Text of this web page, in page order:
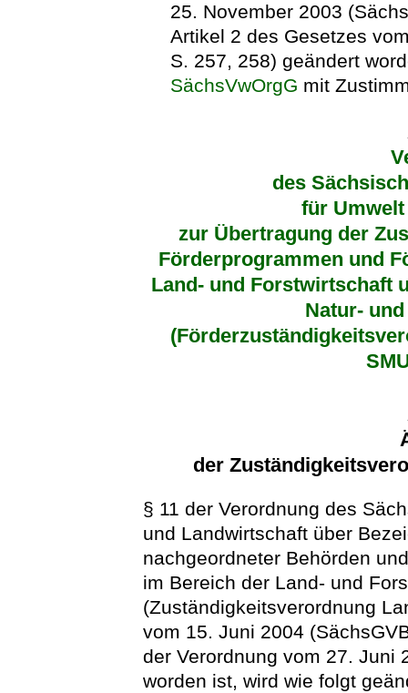
25. November 2003
Artikel 2 des Gesetzes
S. 257, 258) geändert
SächsVwOrgG mit
des
für
zur Übertragung der
Förderprogrammen und
Land- und Forstwirtschaft
Natur-
der
§ 11 der Verordnung des
und Landwirtschaft über
nachgeordneter Behörden
im Bereich der Land- und
(Zuständigkeitsverordnung
vom 15. Juni 2004
der Verordnung vom 27. Juni
worden ist, wird wie folgt